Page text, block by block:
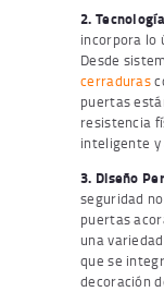
2.
incorpora lo
Desde
cerraduras
puertas
resistencia
inteligente y
3. Diseño
seguridad
puertas
una
que se
decoración